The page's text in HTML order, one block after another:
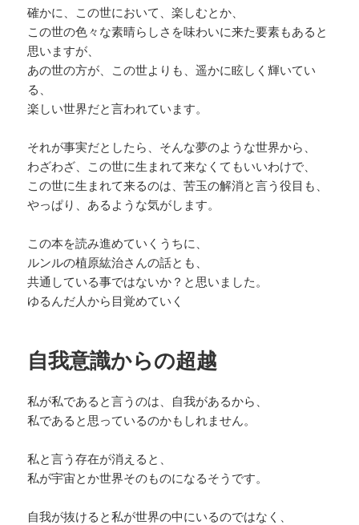
確かに、この世において、楽しむとか、
この世の色々な素晴らしさを味わいに来た要素もあると
思いますが、
あの世の方が、この世よりも、遥かに眩しく輝いてい
る、
楽しい世界だと言われています。
それが事実だとしたら、そんな夢のような世界から、
わざわざ、この世に生まれて来なくてもいいわけで、
この世に生まれて来るのは、苦玉の解消と言う役目も、
やっぱり、あるような気がします。
この本を読み進めていくうちに、
ルンルの植原紘治さんの話とも、
共通している事ではないか？と思いました。
ゆるんだ人から目覚めていく
自我意識からの超越
私が私であると言うのは、自我があるから、
私であると思っているのかもしれません。
私と言う存在が消えると、
私が宇宙とか世界そのものになるそうです。
自我が抜けると私が世界の中にいるのではなく、